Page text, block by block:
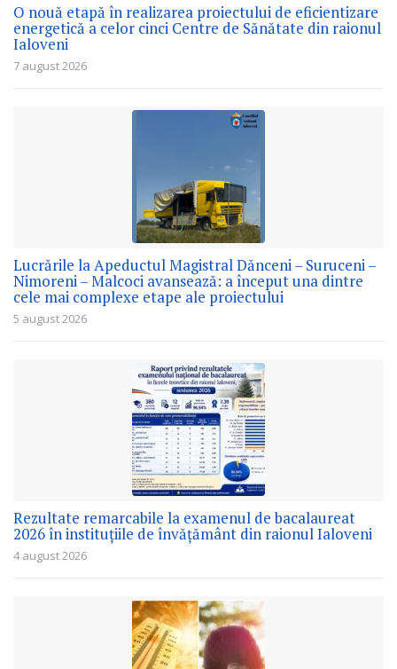
O nouă etapă în realizarea proiectului de eficientizare
energetică a celor cinci Centre de Sănătate din raionul
Ialoveni
7 august 2026
Lucrările la Apeductul Magistral Dănceni – Suruceni –
Nimoreni – Malcoci avansează: a început una dintre
cele mai complexe etape ale proiectului
5 august 2026
Rezultate remarcabile la examenul de bacalaureat
2026 în instituțiile de învățământ din raionul Ialoveni
4 august 2026